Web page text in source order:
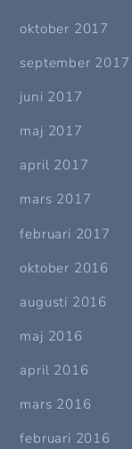
oktober 2017
september 2017
juni 2017
maj 2017
april 2017
mars 2017
februari 2017
oktober 2016
augusti 2016
maj 2016
april 2016
mars 2016
februari 2016